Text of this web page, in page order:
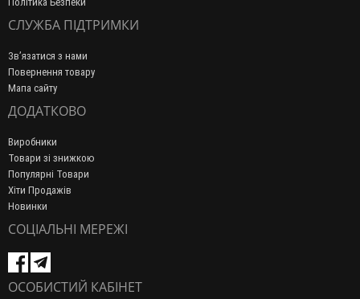
СЛУЖБА ПІДТРИМКИ
Зв’язатися з нами
Повернення товару
Мапа сайту
ДОДАТКОВО
Виробники
Товари зі знижкою
Популярні Товари
Хіти Продажів
Новинки
СОЦІАЛЬНІ МЕРЕЖІ
ОСОБИСТИЙ КАБІНЕТ